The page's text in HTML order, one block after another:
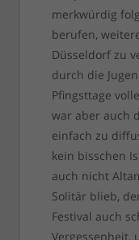
merkwürdig
berufen,
Düsseldorf zu
durch die
Pfingsttage
war aber auch
einfach zu
kein bisschen
auch nicht
Solitär blieb,
Festival auch
Vergessenheit,